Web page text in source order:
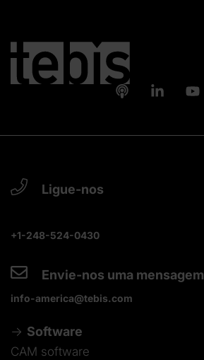
Ligue-nos
+1-248-524-0430
Envie-nos uma mensagem
info-america@tebis.com
Software
CAM software